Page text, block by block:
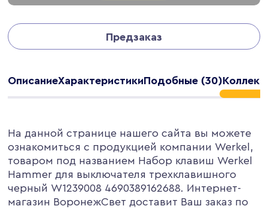
Предзаказ
ОписаниеХарактеристикиПодобные (30)
На данной странице нашего сайта вы можете
ознакомиться с продукцией компании Werkel,
товаром под названием Набор клавиш Werkel
Hammer для выключателя трехклавишного
черный W1239008 4690389162688. Интернет-
магазин ВоронежСвет доставит Ваш заказ по